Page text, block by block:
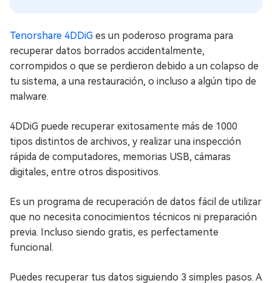
Tenorshare 4DDiG es un poderoso programa para
recuperar datos borrados accidentalmente,
corrompidos o que se perdieron debido a un colapso de
tu sistema, a una restauración, o incluso a algún tipo de
malware.
4DDiG puede recuperar exitosamente más de 1000
tipos distintos de archivos, y realizar una inspección
rápida de computadores, memorias USB, cámaras
digitales, entre otros dispositivos.
Es un programa de recuperación de datos fácil de utilizar
que no necesita conocimientos técnicos ni preparación
previa. Incluso siendo gratis, es perfectamente
funcional.
Puedes recuperar tus datos siguiendo 3 simples pasos. A